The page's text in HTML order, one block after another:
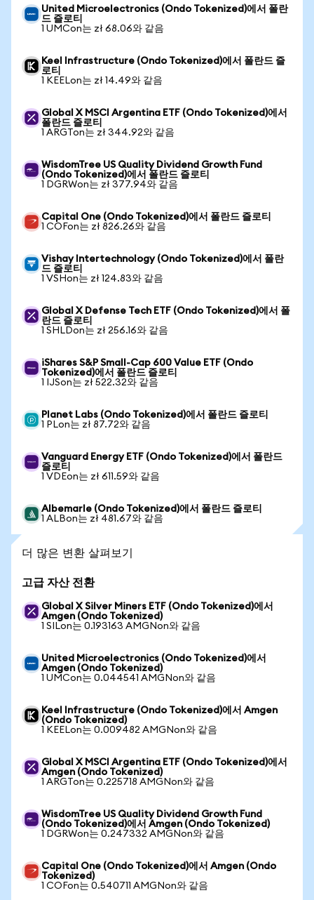
United Microelectronics (Ondo Tokenized)에서 폴란
드 즐로티
1 UMCon는 zł 68.06와 같음
Keel Infrastructure (Ondo Tokenized)에서 폴란드 즐
로티
1 KEELon는 zł 14.49와 같음
Global X MSCI Argentina ETF (Ondo Tokenized)에서
폴란드 즐로티
1 ARGTon는 zł 344.92와 같음
WisdomTree US Quality Dividend Growth Fund
(Ondo Tokenized)에서 폴란드 즐로티
1 DGRWon는 zł 377.94와 같음
Capital One (Ondo Tokenized)에서 폴란드 즐로티
1 COFon는 zł 826.26와 같음
Vishay Intertechnology (Ondo Tokenized)에서 폴란
드 즐로티
1 VSHon는 zł 124.83와 같음
Global X Defense Tech ETF (Ondo Tokenized)에서 폴
란드 즐로티
1 SHLDon는 zł 256.16와 같음
iShares S&P Small-Cap 600 Value ETF (Ondo
Tokenized)에서 폴란드 즐로티
1 IJSon는 zł 522.32와 같음
Planet Labs (Ondo Tokenized)에서 폴란드 즐로티
1 PLon는 zł 87.72와 같음
Vanguard Energy ETF (Ondo Tokenized)에서 폴란드
즐로티
1 VDEon는 zł 611.59와 같음
Albemarle (Ondo Tokenized)에서 폴란드 즐로티
1 ALBon는 zł 481.67와 같음
더 많은 변환 살펴보기
고급 자산 전환
Global X Silver Miners ETF (Ondo Tokenized)에서
Amgen (Ondo Tokenized)
1 SILon는 0.193163 AMGNon와 같음
United Microelectronics (Ondo Tokenized)에서
Amgen (Ondo Tokenized)
1 UMCon는 0.044541 AMGNon와 같음
Keel Infrastructure (Ondo Tokenized)에서 Amgen
(Ondo Tokenized)
1 KEELon는 0.009482 AMGNon와 같음
Global X MSCI Argentina ETF (Ondo Tokenized)에서
Amgen (Ondo Tokenized)
1 ARGTon는 0.225718 AMGNon와 같음
WisdomTree US Quality Dividend Growth Fund
(Ondo Tokenized)에서 Amgen (Ondo Tokenized)
1 DGRWon는 0.247332 AMGNon와 같음
Capital One (Ondo Tokenized)에서 Amgen (Ondo
Tokenized)
1 COFon는 0.540711 AMGNon와 같음